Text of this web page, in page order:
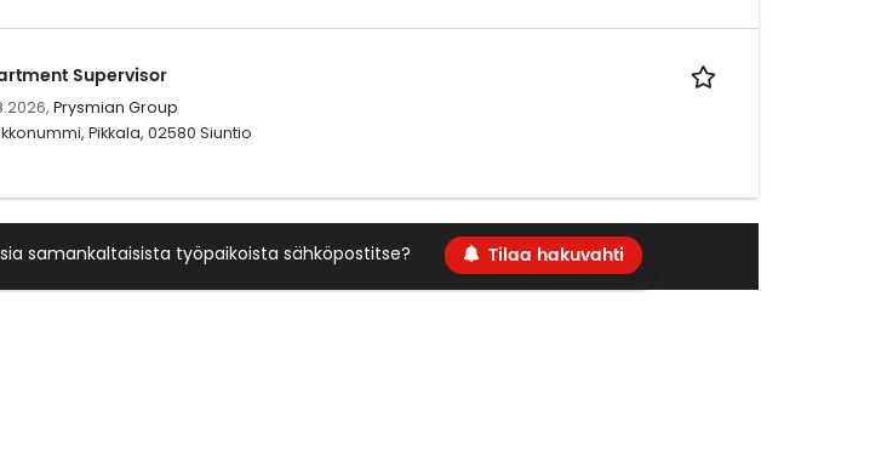
Supervisor
Prysmian Group
Pikkala, 02580 Siuntio
samankaltaisista työpaikoista sähköpostitse? Tilaa hakuvahti